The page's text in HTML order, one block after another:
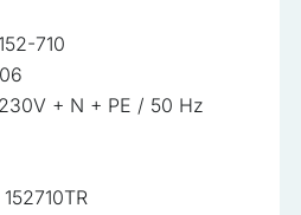
152-710
+ N + PE / 50 Hz
152710TR